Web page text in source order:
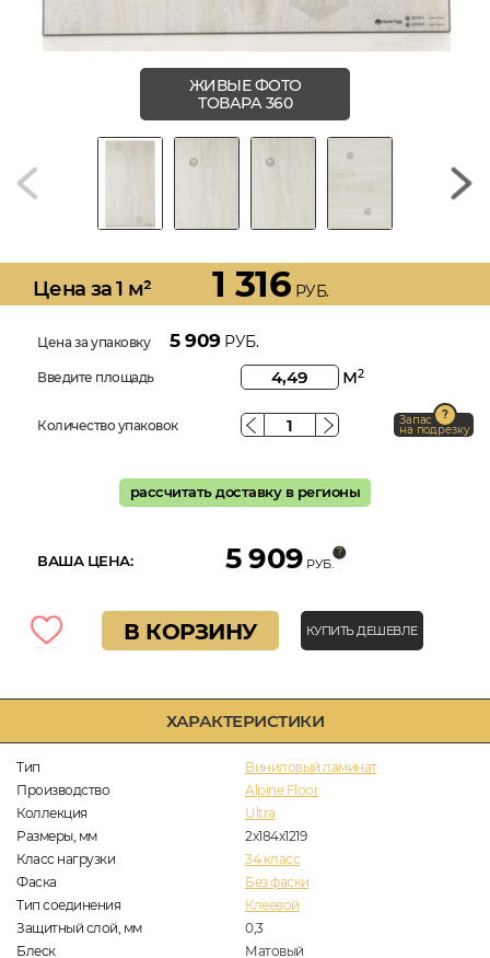
ХАРАКТЕРИСТИКИ
Тип
Виниловый ламинат
Производство
Alpine Floor
Коллекция
Ultra
Размеры, мм
2х184х1219
Класс нагрузки
34 класс
Фаска
Без фаски
Тип соединения
Клеевой
Защитный слой, мм
0,3
Блеск
Матовый
ЖИВЫЕ ФОТО
ТОВАРА 360
Цена за 1 м² 1 316 РУБ.
Цена за упаковку 5 909РУБ.
Введите площадь м2
Количество упаковок Запас
на подрезку
рассчитать доставку в регионы
ВАША ЦЕНА: 5 909 РУБ.
В КОРЗИНУ КУПИТЬ ДЕШЕВЛЕ